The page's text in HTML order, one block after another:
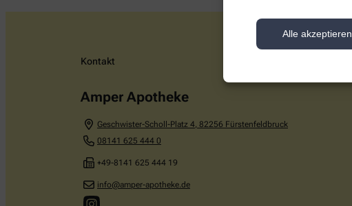
Alle akzeptieren
Kontakt
Amper Apotheke
Geschwister-Scholl-Platz 4, 82256 Fürstenfeldbruck
08141 625 444 0
+49-8141 625 444 19
info@amper-apotheke.de